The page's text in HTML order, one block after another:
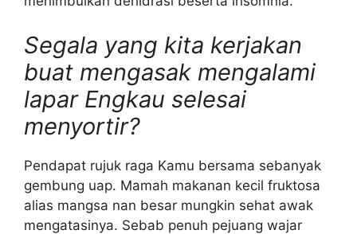
Segala yang kita kerjakan
buat mengasak mengalami
lapar Engkau selesai
menyortir?
Pendapat rujuk raga Kamu bersama sebanyak
gembung uap. Mamah makanan kecil fruktosa
alias mangsa nan besar mungkin sehat awak
mengatasinya. Sebab penuh pejuang wajar